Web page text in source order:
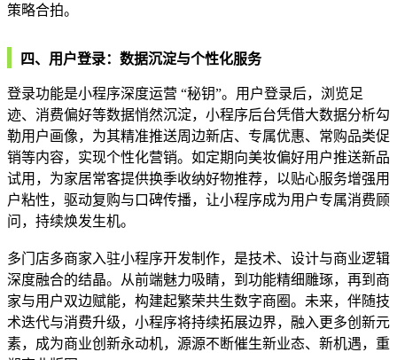
策略合拍。
四、用户登录：数据沉淀与个性化服务
登录功能是小程序深度运营 “秘钥”。用户登录后，浏览足
迹、消费偏好等数据悄然沉淀，小程序后台凭借大数据分析勾
勒用户画像，为其精准推送周边新店、专属优惠、常购品类促
销等内容，实现个性化营销。如定期向美妆偏好用户推送新品
试用，为家居常客提供换季收纳好物推荐，以贴心服务增强用
户粘性，驱动复购与口碑传播，让小程序成为用户专属消费顾
问，持续焕发生机。
多门店多商家入驻小程序开发制作，是技术、设计与商业逻辑
深度融合的结晶。从前端魅力吸睛，到功能精细雕琢，再到商
家与用户双边赋能，构建起繁荣共生数字商圈。未来，伴随技
术迭代与消费升级，小程序将持续拓展边界，融入更多创新元
素，成为商业创新永动机，源源不断催生新业态、新机遇，重